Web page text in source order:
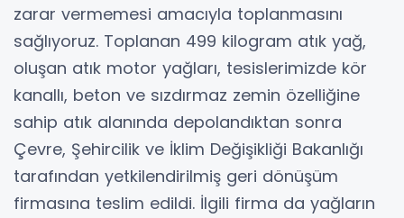
zarar vermemesi amacıyla toplanmasını
sağlıyoruz. Toplanan 499 kilogram atık yağ,
oluşan atık motor yağları, tesislerimizde kör
kanallı, beton ve sızdırmaz zemin özelliğine
sahip atık alanında depolandıktan sonra
Çevre, Şehircilik ve İklim Değişikliği Bakanlığı
tarafından yetkilendirilmiş geri dönüşüm
firmasına teslim edildi. İlgili firma da yağların